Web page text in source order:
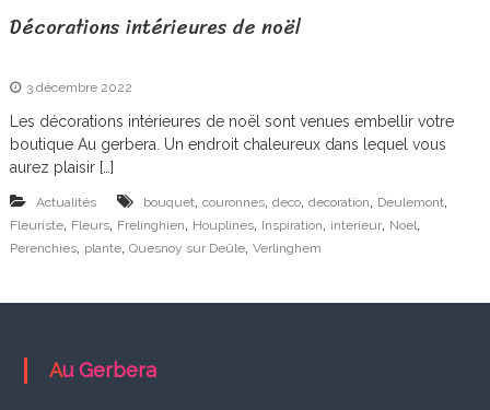
s
n
F
l
e
u
r
i
t
Décorations intérieures de noël
3 décembre 2022
Les décorations intérieures de noël sont venues embellir votre
boutique Au gerbera. Un endroit chaleureux dans lequel vous
aurez plaisir […]
Actualités bouquet, couronnes, deco, decoration, Deulemont,
Fleuriste, Fleurs, Frelinghien, Houplines, Inspiration, interieur, Noel,
Perenchies, plante, Quesnoy sur Deûle, Verlinghem
Au Gerbera